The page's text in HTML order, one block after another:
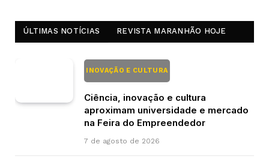
ÚLTIMAS NOTÍCIAS REVISTA MARANHÃO HOJE
INOVAÇÃO E CULTURA
Ciência, inovação e cultura
aproximam universidade e mercado
na Feira do Empreendedor
7 de agosto de 2026